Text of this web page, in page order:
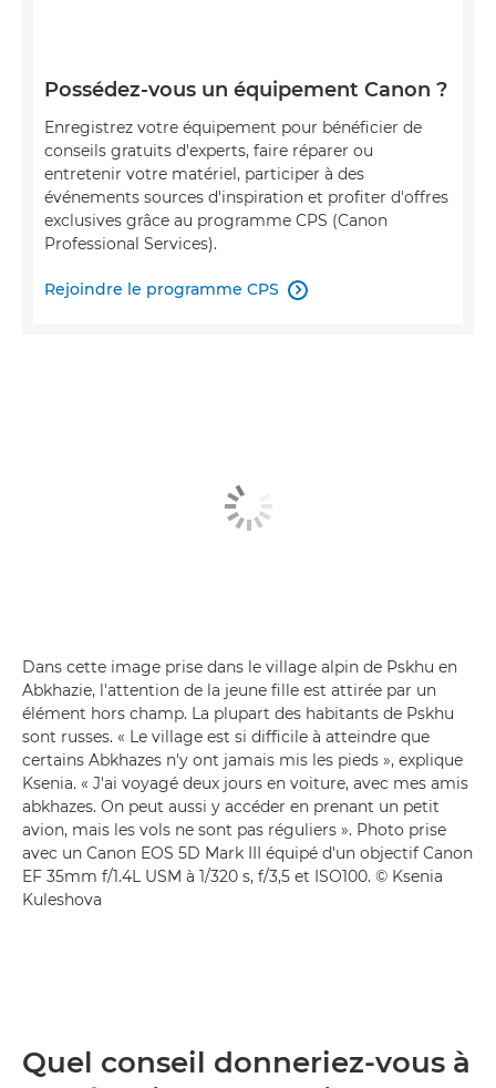
Possédez-vous un équipement Canon ?
Enregistrez votre équipement pour bénéficier de
conseils gratuits d'experts, faire réparer ou
entretenir votre matériel, participer à des
événements sources d'inspiration et profiter d'offres
exclusives grâce au programme CPS (Canon
Professional Services).
Rejoindre le programme CPS 
Dans cette image prise dans le village alpin de Pskhu en
Abkhazie, l'attention de la jeune fille est attirée par un
élément hors champ. La plupart des habitants de Pskhu
sont russes. « Le village est si difficile à atteindre que
certains Abkhazes n'y ont jamais mis les pieds », explique
Ksenia. « J'ai voyagé deux jours en voiture, avec mes amis
abkhazes. On peut aussi y accéder en prenant un petit
avion, mais les vols ne sont pas réguliers ». Photo prise
avec un Canon EOS 5D Mark III équipé d'un objectif Canon
EF 35mm f/1.4L USM à 1/320 s, f/3,5 et ISO100. © Ksenia
Kuleshova
Quel conseil donneriez-vous à